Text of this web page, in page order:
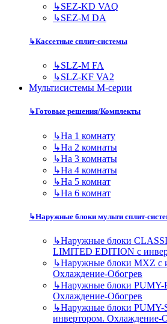
↳SEZ-KD VAQ
↳SEZ-M DA
↳Кассетные сплит-системы
↳SLZ-M FA
↳SLZ-KF VA2
Мультисистемы M-серии
↳Готовые решения/Комплекты
↳На 1 комнату
↳На 2 комнаты
↳На 3 комнаты
↳На 4 комнаты
↳На 5 комнат
↳На 6 комнат
↳Наружные блоки мульти сплит-
↳Наружные блоки
LIMITED EDITION с
↳Наружные блоки MXZ с
Охлаждение-Обогрев
↳Наружные блоки PUMY-
Охлаждение-Обогрев
↳Наружные блоки
инвертором. Охлаждение-